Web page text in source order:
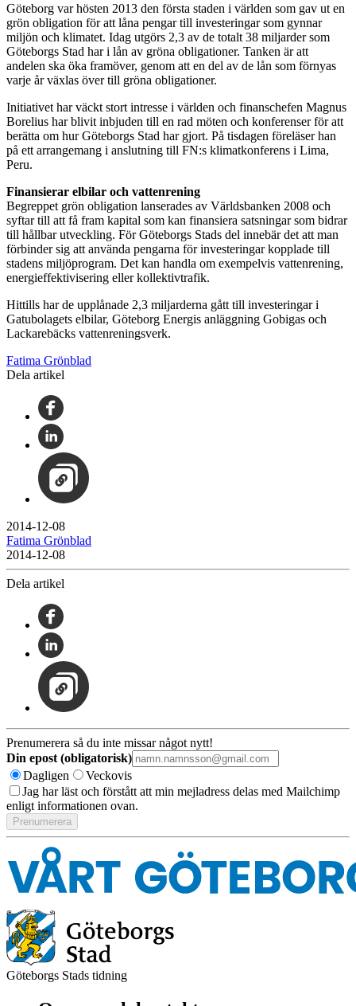
Göteborg var hösten 2013 den första staden i världen som gav ut en
grön obligation för att låna pengar till investeringar som gynnar
miljön och klimatet. Idag utgörs 2,3 av de totalt 38 miljarder som
Göteborgs Stad har i lån av gröna obligationer. Tanken är att
andelen ska öka framöver, genom att en del av de lån som förnyas
varje år växlas över till gröna obligationer.
Initiativet har väckt stort intresse i världen och finanschefen Magnus
Borelius har blivit inbjuden till en rad möten och konferenser för att
berätta om hur Göteborgs Stad har gjort. På tisdagen föreläser han
på ett arrangemang i anslutning till FN:s klimatkonferens i Lima,
Peru.
Finansierar elbilar och vattenrening
Begreppet grön obligation lanserades av Världsbanken 2008 och
syftar till att få fram kapital som kan finansiera satsningar som bidrar
till hållbar utveckling. För Göteborgs Stads del innebär det att man
förbinder sig att använda pengarna för investeringar kopplade till
stadens miljöprogram. Det kan handla om exempelvis vattenrening,
energieffektivisering eller kollektivtrafik.
Hittills har de upplånade 2,3 miljarderna gått till investeringar i
Gatubolagets elbilar, Göteborg Energis anläggning Gobigas och
Lackarebäcks vattenreningsverk.
Fatima Grönblad
Dela artikel
2014-12-08
Fatima Grönblad
2014-12-08
Dela artikel
Prenumerera så du inte missar något nytt!
Din epost (obligatorisk)
Dagligen
Veckovis
Jag har läst och förstått att min mejladress delas med Mailchimp
enligt informationen ovan.
Göteborgs Stads tidning